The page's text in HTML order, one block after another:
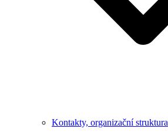
Kontakty, organizační struktura